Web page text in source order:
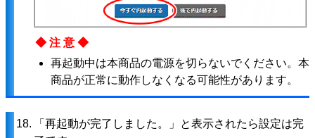
◆注意◆
再起動中は本商品の電源を切らないでください。本
商品が正常に動作しなくなる可能性があります。
18.
「再起動が完了しました。」と表示されたら設定は完